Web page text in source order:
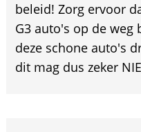
beleid! Zorg ervoor
G3 auto's op de weg
deze schone auto's
dit mag dus zeker